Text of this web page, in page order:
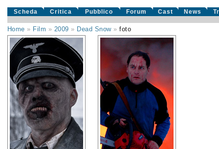
Scheda Critica Pubblico Forum Cast News
Home » Film » 2009 » Dead Snow»foto